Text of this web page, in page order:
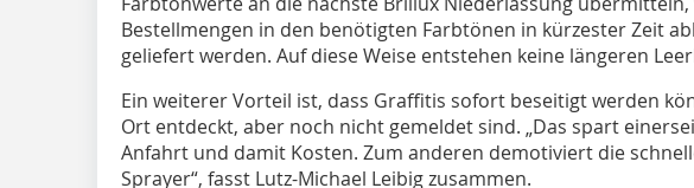
Bestellmengen in den benötigten Farbtönen in kürzester Zeit
geliefert werden. Auf diese Weise entstehen keine längeren
Ein weiterer Vorteil ist, dass Graffitis sofort beseitigt werden
Ort entdeckt, aber noch nicht gemeldet sind. „Das spart
Anfahrt und damit Kosten. Zum anderen demotiviert die
Sprayer“, fasst Lutz-Michael Leibig zusammen.